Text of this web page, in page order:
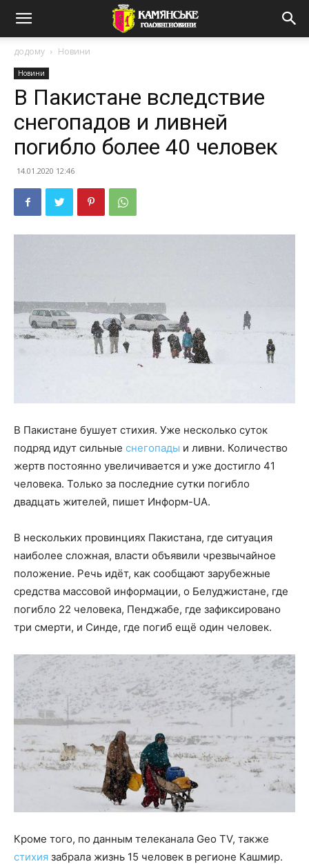
додому Новини
Новини
В Пакистане вследствие
снегопадов и ливней
погибло более 40 человек
14.01.2020 12:46
В Пакистане бушует стихия. Уже несколько суток
подряд идут сильные снегопады и ливни. Количество
жертв постоянно увеличивается и уже достигло 41
человека. Только за последние сутки погибло
двадцать жителей, пишет Информ-UA.
В нескольких провинциях Пакистана, где ситуация
наиболее сложная, власти объявили чрезвычайное
положение. Речь идёт, как сообщают зарубежные
средства массовой информации, о Белуджистане, где
погибло 22 человека, Пенджабе, где зафиксировано
три смерти, и Синде, где погиб ещё один человек.
Кроме того, по данным телеканала Geo TV, также
стихия забрала жизнь 15 человек в регионе Кашмир.